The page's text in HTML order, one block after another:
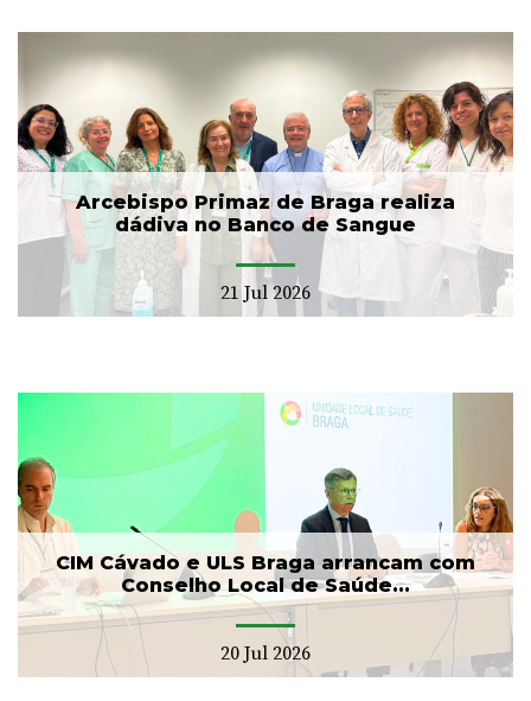
Arcebispo Primaz de Braga realiza
dádiva no Banco de Sangue
21 Jul 2026
CIM Cávado e ULS Braga arrancam com
Conselho Local de Saúde...
20 Jul 2026